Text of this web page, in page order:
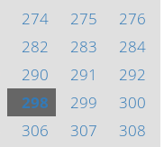
274 275
276
282 283
284
290 291
292
298 299
300
306 307
308